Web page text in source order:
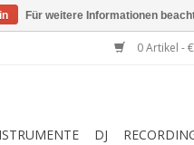
0 Artikel -
DJ
Für weitere Informationen